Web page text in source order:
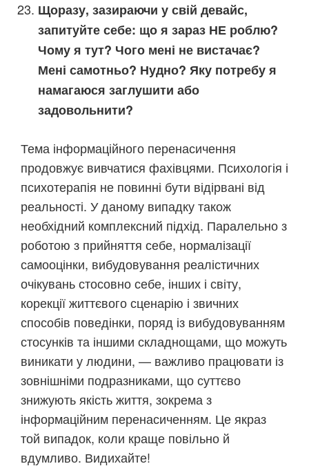
Щоразу, зазираючи у свій девайс,
запитуйте себе: що я зараз НЕ роблю?
Чому я тут? Чого мені не вистачає?
Мені самотньо? Нудно? Яку потребу я
намагаюся заглушити або
задовольнити?
Тема інформаційного перенасичення
продовжує вивчатися фахівцями. Психологія і
психотерапія не повинні бути відірвані від
реальності. У даному випадку також
необхідний комплексний підхід. Паралельно з
роботою з прийняття себе, нормалізації
самооцінки, вибудовування реалістичних
очікувань стосовно себе, інших і світу,
корекції життєвого сценарію і звичних
способів поведінки, поряд із вибудовуванням
стосунків та іншими складнощами, що можуть
виникати у людини, — важливо працювати із
зовнішніми подразниками, що суттєво
знижують якість життя, зокрема з
інформаційним перенасиченням. Це якраз
той випадок, коли краще повільно й
вдумливо. Видихайте!